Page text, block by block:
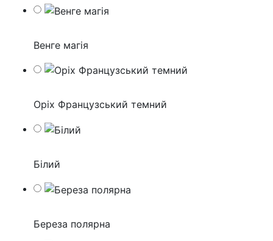
Венге магія
Оріх Французський темний
Білий
Береза полярна